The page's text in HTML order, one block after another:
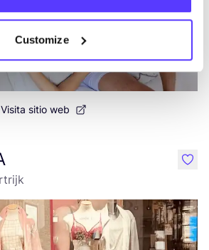
Customize
Visita sitio web
like